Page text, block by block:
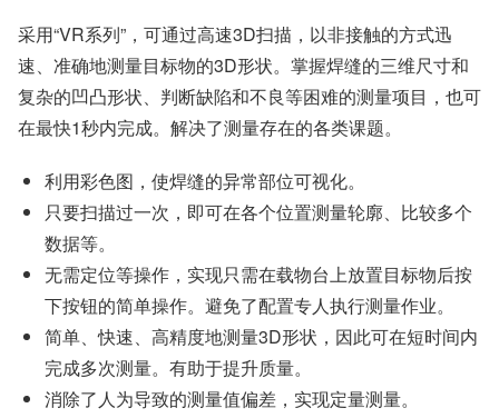
采用“VR系列”，可通过高速3D扫描，以非接触的方式迅
速、准确地测量目标物的3D形状。掌握焊缝的三维尺寸和
复杂的凹凸形状、判断缺陷和不良等困难的测量项目，也可
在最快1秒内完成。解决了测量存在的各类课题。
利用彩色图，使焊缝的异常部位可视化。
只要扫描过一次，即可在各个位置测量轮廓、比较多个
数据等。
无需定位等操作，实现只需在载物台上放置目标物后按
下按钮的简单操作。避免了配置专人执行测量作业。
简单、快速、高精度地测量3D形状，因此可在短时间内
完成多次测量。有助于提升质量。
消除了人为导致的测量值偏差，实现定量测量。